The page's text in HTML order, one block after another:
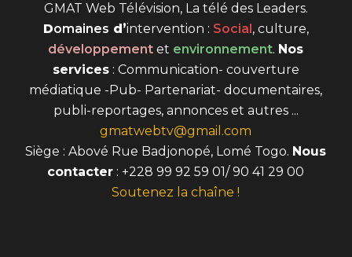
GMAT Web Télévision, La télé des Leaders.
Domaines d’intervention : Social , culture,
développement et environnement. Nos
services: Communication- couverture
médiatique -Pub- Partenariat- documentaires,
publi-reportages, annonces et autres ...
gmatwebtv@gmail.com
Siège : Abové Rue Badjonopé, Lomé Togo. Nous
contacter : +228 99 92 59 01/ 90 41 29 00
Soutenez la chaîne !